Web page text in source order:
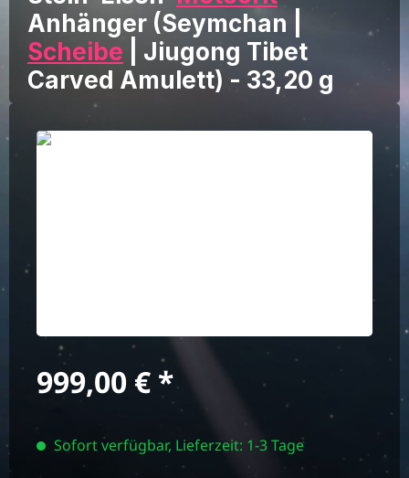
Anhänger (Seymchan |
Scheibe | Jiugong Tibet
Carved Amulett) - 33,20 g
Bildergalerie überspringen
Regulärer Preis:
999,00 €
Sofort verfügbar, Lieferzeit: 1-3 Tage